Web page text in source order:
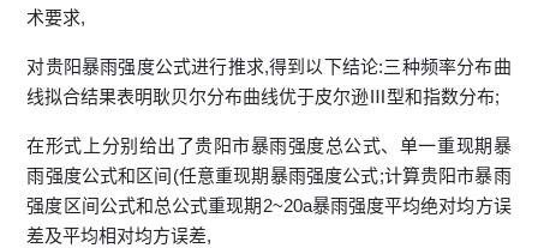
术要求,
对贵阳暴雨强度公式进行推求,得到以下结论:三种频率分布曲
线拟合结果表明耿贝尔分布曲线优于皮尔逊Ⅲ型和指数分布;
在形式上分别给出了贵阳市暴雨强度总公式、单一重现期暴
雨强度公式和区间(任意重现期暴雨强度公式;计算贵阳市暴雨
强度区间公式和总公式重现期2~20a暴雨强度平均绝对均方误
差及平均相对均方误差,